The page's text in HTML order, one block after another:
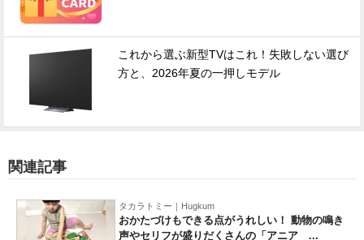
これから選ぶ新型TVはこれ！失敗しない選び
方と、2026年夏の一押しモデル
関連記事
タカラトミー｜Hugkum
おかたづけもできる点がうれしい！ 動物の鳴き
声やセリフが盛りだくさんの「アニア ...